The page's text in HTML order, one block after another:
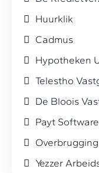
Huurklik
Cadmus
Hypotheken
Telestho
De Bloois
Payt Software
Overbrugging
Yezzer